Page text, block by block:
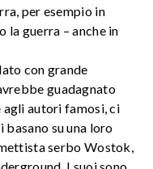
per esempio in
la guerra – anche in
con grande
guadagnato
autori famosi, ci
su una loro
serbo Wostok,